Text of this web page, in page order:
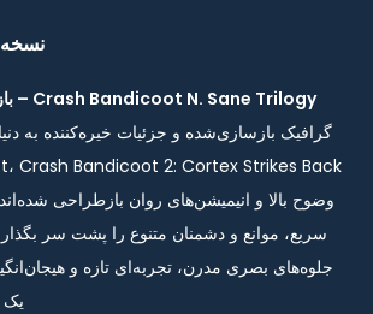
نسخه NSP + آخرین آپدیت
Crash Bandicoot N. Sane Trilogy – بازی سه‌گانه کرش بندیکوت
گرافیک بازسازی‌شده و جزئیات خیره‌کننده به
وضوح بالا و انیمیشن‌های روان بازطراحی
سریع، موانع و دشمنان متنوع را پشت سر
جلوه‌های بصری مدرن، تجربه‌ای تازه و
یک